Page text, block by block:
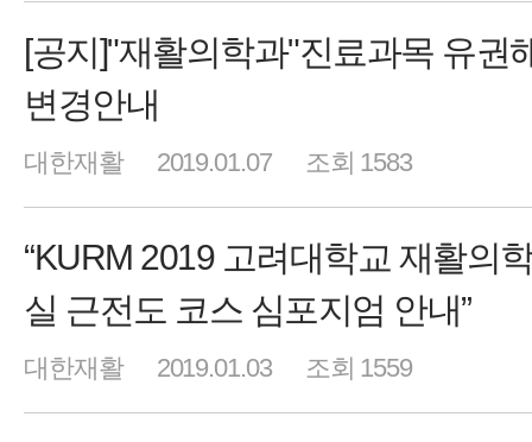
[공지]"재활의학과"진료과목 유권
변경안내
대한재활 2019.01.07 조회 1583
“KURM 2019 고려대학교 재활의
실 근전도 코스 심포지엄 안내”
대한재활 2019.01.03 조회 1559